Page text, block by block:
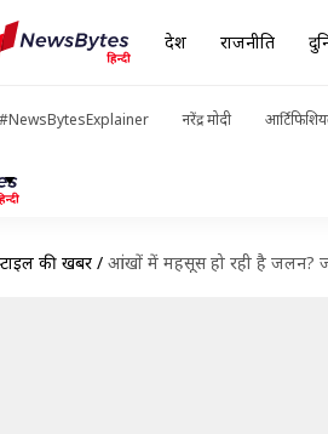
देश राजनीति
#NewsBytesExplainer नरेंद्र मोदी
की खबरें / आंखों में महसूस हो रही है जलन?